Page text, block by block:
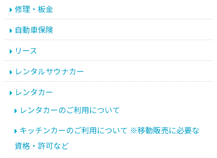
修理・板金
自動車保険
リース
レンタルサウナカー
レンタカー
レンタカーのご利用について
キッチンカーのご利用について ※移動販売に必要な
資格・許可など